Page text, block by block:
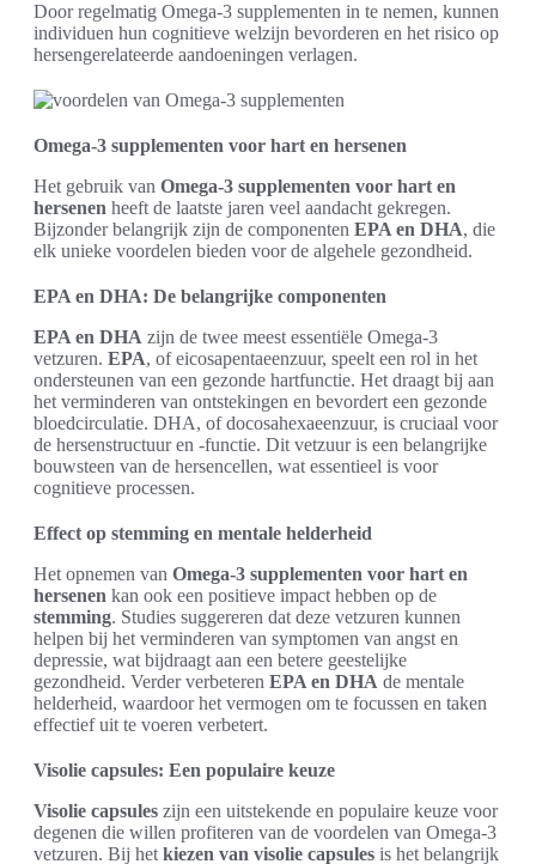
Door regelmatig Omega-3 supplementen in te nemen, kunnen
individuen hun cognitieve welzijn bevorderen en het risico op
hersengerelateerde aandoeningen verlagen.
Omega-3 supplementen voor hart en hersenen
Het gebruik van Omega-3 supplementen voor hart en
hersenen heeft de laatste jaren veel aandacht gekregen.
Bijzonder belangrijk zijn de componenten EPA en DHA, die
elk unieke voordelen bieden voor de algehele gezondheid.
EPA en DHA: De belangrijke componenten
EPA en DHA zijn de twee meest essentiële Omega-3
vetzuren. EPA, of eicosapentaeenzuur, speelt een rol in het
ondersteunen van een gezonde hartfunctie. Het draagt bij aan
het verminderen van ontstekingen en bevordert een gezonde
bloedcirculatie. DHA, of docosahexaeenzuur, is cruciaal voor
de hersenstructuur en -functie. Dit vetzuur is een belangrijke
bouwsteen van de hersencellen, wat essentieel is voor
cognitieve processen.
Effect op stemming en mentale helderheid
Het opnemen van Omega-3 supplementen voor hart en
hersenen kan ook een positieve impact hebben op de
stemming. Studies suggereren dat deze vetzuren kunnen
helpen bij het verminderen van symptomen van angst en
depressie, wat bijdraagt aan een betere geestelijke
gezondheid. Verder verbeteren EPA en DHA de mentale
helderheid, waardoor het vermogen om te focussen en taken
effectief uit te voeren verbetert.
Visolie capsules: Een populaire keuze
Visolie capsules zijn een uitstekende en populaire keuze voor
degenen die willen profiteren van de voordelen van Omega-3
vetzuren. Bij het kiezen van visolie capsules is het belangrijk